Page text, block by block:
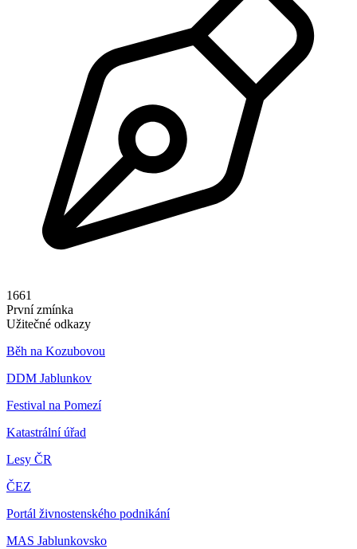
1661
První zmínka
Užitečné odkazy
Běh na Kozubovou
DDM Jablunkov
Festival na Pomezí
Katastrální úřad
Lesy ČR
ČEZ
Portál živnostenského podnikání
MAS Jablunkovsko